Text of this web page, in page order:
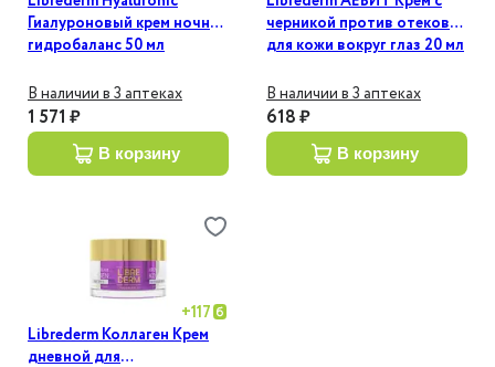
Гиалуроновый крем ночной
гидробаланс 50 мл
В наличии в 3 аптеках
1 571 ₽
в корзину
черникой против отеков
для кожи вокруг глаз 20 мл
В наличии в 3 аптеках
618 ₽
в корзину
+117
Librederm Коллаген Крем
дневной для